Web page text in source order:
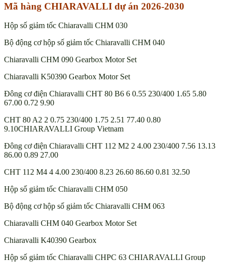
Mã hàng CHIARAVALLI dự án 2026-2030
Hộp số giảm tốc Chiaravalli CHM 030
Bộ động cơ hộp số giảm tốc Chiaravalli CHM 040
Chiaravalli CHM 090 Gearbox Motor Set
Chiaravalli K50390 Gearbox Motor Set
Đông cơ điện Chiaravalli CHT 80 B6 6 0.55 230/400 1.65 5.80
67.00 0.72 9.90
CHT 80 A2 2 0.75 230/400 1.75 2.51 77.40 0.80
9.10CHIARAVALLI Group Vietnam
Đông cơ điện Chiaravalli CHT 112 M2 2 4.00 230/400 7.56 13.13
86.00 0.89 27.00
CHT 112 M4 4 4.00 230/400 8.23 26.60 86.60 0.81 32.50
Hộp số giảm tốc Chiaravalli CHM 050
Bộ động cơ hộp số giảm tốc Chiaravalli CHM 063
Chiaravalli CHM 040 Gearbox Motor Set
Chiaravalli K40390 Gearbox
Hộp số giảm tốc Chiaravalli CHPC 63 CHIARAVALLI Group